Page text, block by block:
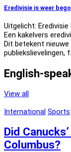
Eredivisie is weer
Uitgelicht:
Een kakelvers
Dit betekent
publiekslievelingen,
English-
View all
International Sports
Did
Columbus?